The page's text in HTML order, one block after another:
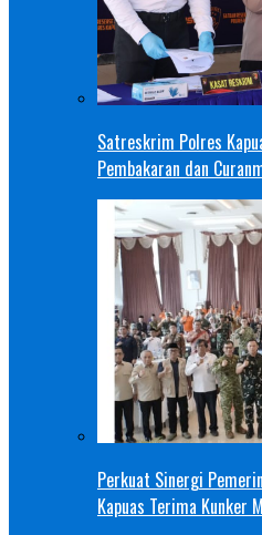
Satreskrim Polres
Pembakaran dan
Perkuat Sinergi
Kapuas Terima Kunker